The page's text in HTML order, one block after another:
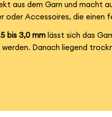
aus dem Garn und macht
Accessoires, die einen
bis 3,0 mm lässt sich das
Danach liegend